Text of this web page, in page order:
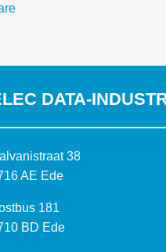
DATA-
38
AE Ede
181
BD Ede